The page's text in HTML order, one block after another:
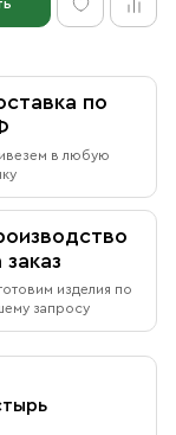
по
в любую
заказ
изделия по
запросу